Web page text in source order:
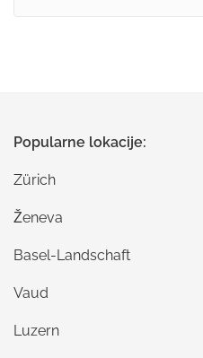
Popularne lokacije:
Zürich
Ženeva
Basel-Landschaft
Vaud
Luzern